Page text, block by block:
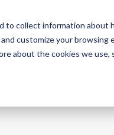
to collect information
customize your browsing
about the cookies we use,